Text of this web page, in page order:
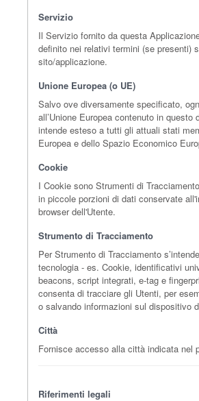
Servizio
Il Servizio fornito da questa
definito nei relativi termini (se presenti)
sito/applicazione.
Unione Europea (o UE)
Salvo ove diversamente specificato,
all’Unione Europea contenuto in questo
intende esteso a tutti gli attuali stati
Europea e dello Spazio Economico
Cookie
I Cookie sono Strumenti di
in piccole porzioni di dati conservate
browser dell'Utente.
Strumento di Tracciamento
Per Strumento di Tracciamento
tecnologia - es. Cookie, identificativi
beacons, script integrati, e-tag e
consenta di tracciare gli Utenti, per
o salvando informazioni sul dispositivo
Città
Fornisce accesso alla città indicata nel
Riferimenti legali